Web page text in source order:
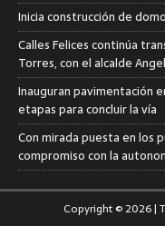
Inicia construcción de
Calles Felices continúa
Torres, con el alcalde
Inauguran pavimentación
etapas para concluir la vía
Con mirada puesta en los
compromiso con la
Copyright © 2026 |